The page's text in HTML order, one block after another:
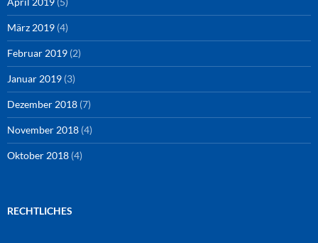
März 2019 (4)
Februar 2019 (2)
Januar 2019 (3)
Dezember 2018 (7)
November 2018 (4)
Oktober 2018 (4)
RECHTLICHES